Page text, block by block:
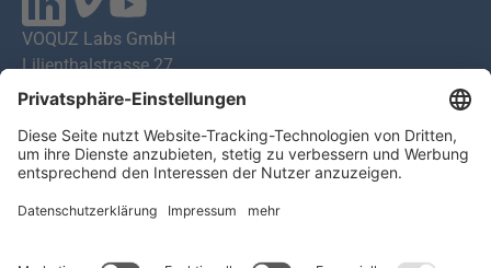
VOQUZ Labs GmbH
Lilienthalstrasse 27
85399 Hallbergmoos
VAT ID: DE 283785746
Local Court of Munich